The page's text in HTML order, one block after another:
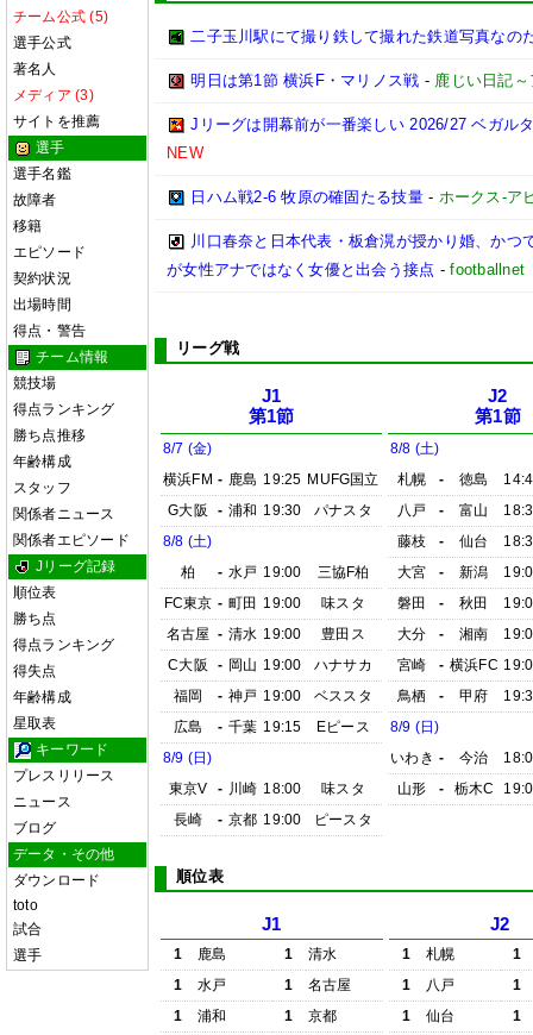
チーム公式 (5)
選手公式
著名人
メディア (3)
サイトを推薦
選手
選手名鑑
故障者
移籍
エピソード
契約状況
出場時間
得点・警告
チーム情報
競技場
得点ランキング
勝ち点推移
年齢構成
スタッフ
関係者ニュース
関係者エピソード
Jリーグ記録
順位表
勝ち点
得点ランキング
得失点
年齢構成
星取表
キーワード
プレスリリース
ニュース
ブログ
データ・その他
ダウンロード
toto
試合
選手
二子玉川駅にて撮り鉄して撮れた鉄道写真なの
明日は第1節 横浜F・マリノス戦 - 鹿じい日記
Jリーグは開幕前が一番楽しい 2026/27 ベガル
NEW
日ハム戦2-6 牧原の確固たる技量- ホークス-ア
川口春奈と日本代表・板倉滉が授かり婚、か
が女性アナではなく女優と出会う接点 -footballnet
リーグ戦
J1
第1節
8/7 (金)
横浜FM - 鹿島 19:25 MUFG国立
G大阪
- 浦和 19:30
パナスタ
8/8 (土)
柏
- 水戸 19:00
三協F柏
FC東京 - 町田 19:00
味スタ
名古屋 - 清水 19:00
豊田ス
C大阪
- 岡山 19:00
ハナサカ
福岡
- 神戸 19:00
ベススタ
広島
- 千葉 19:15
Eピース
8/9 (日)
東京V
- 川崎 18:00
味スタ
長崎
- 京都 19:00 ピースタ
J2
第1節
8/8 (土)
札幌
- 徳島
八戸
- 富山
藤枝
- 仙台
大宮
- 新潟
磐田
- 秋田
大分
- 湘南
宮崎
- 横浜FC
鳥栖
- 甲府
8/9 (日)
いわき - 今治
山形
- 栃木C
順位表
J1
1 鹿島 1
清水
1
水戸 1
名古屋
1
浦和 1
京都
J2
1 札幌
1
1
八戸
1
1
仙台
1